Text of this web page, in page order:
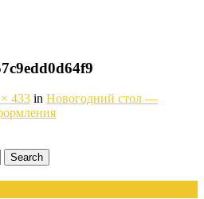
433 in Новогодний стол —